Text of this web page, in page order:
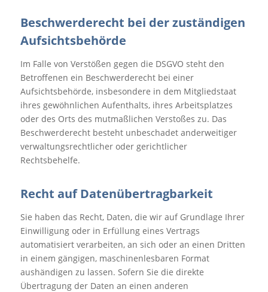
Beschwerde­recht bei der zuständigen
Aufsichts­behörde
Im Falle von Verstößen gegen die DSGVO steht den
Betroffenen ein Beschwerderecht bei einer
Aufsichtsbehörde, insbesondere in dem Mitgliedstaat
ihres gewöhnlichen Aufenthalts, ihres Arbeitsplatzes
oder des Orts des mutmaßlichen Verstoßes zu. Das
Beschwerderecht besteht unbeschadet anderweitiger
verwaltungsrechtlicher oder gerichtlicher
Rechtsbehelfe.
Recht auf Daten­übertrag­barkeit
Sie haben das Recht, Daten, die wir auf Grundlage Ihrer
Einwilligung oder in Erfüllung eines Vertrags
automatisiert verarbeiten, an sich oder an einen Dritten
in einem gängigen, maschinenlesbaren Format
aushändigen zu lassen. Sofern Sie die direkte
Übertragung der Daten an einen anderen